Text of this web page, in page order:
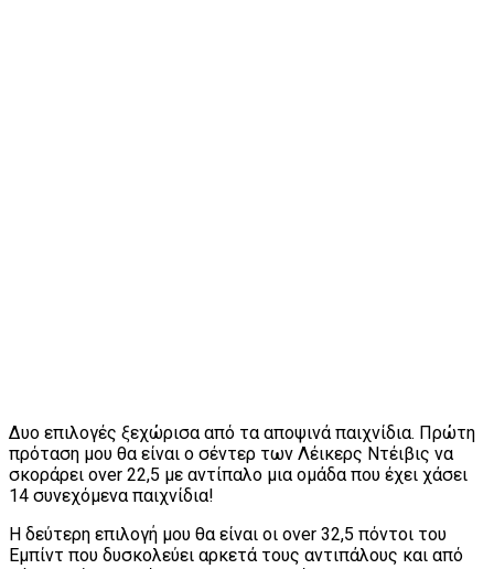
Δυο επιλογές ξεχώρισα από τα αποψινά παιχνίδια. Πρώτη
πρόταση μου θα είναι ο σέντερ των Λέικερς Ντέιβις να
σκοράρει over 22,5 με αντίπαλο μια ομάδα που έχει χάσει
14 συνεχόμενα παιχνίδια!
Η δεύτερη επιλογή μου θα είναι οι over 32,5 πόντοι του
Εμπίντ που δυσκολεύει αρκετά τους αντιπάλους και από